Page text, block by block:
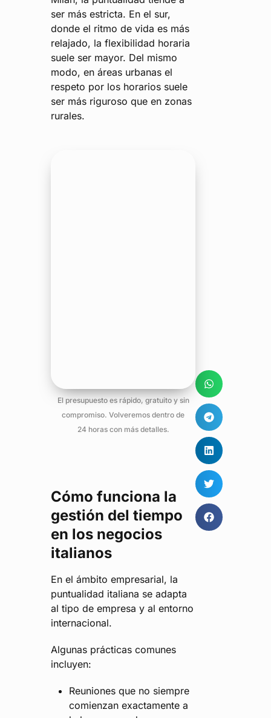
ser más estricta. En el sur,
donde el ritmo de vida es más
relajado, la flexibilidad horaria
suele ser mayor. Del mismo
modo, en áreas urbanas el
respeto por los horarios suele
ser más riguroso que en zonas
rurales.
El presupuesto es rápido, gratuito y sin
compromiso. Volveremos dentro de
24 horas con más detalles.
Cómo funciona la
gestión del tiempo
en los negocios
italianos
En el ámbito empresarial, la
puntualidad italiana se adapta
al tipo de empresa y al entorno
internacional.
Algunas prácticas comunes
incluyen:
Reuniones que no siempre
comienzan exactamente a